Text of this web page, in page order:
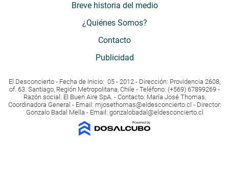
Breve historia del medio
¿Quiénes Somos?
Contacto
Publicidad
El Desconcierto - Fecha de Inicio: 05 - 2012 - Dirección: Providencia 2608,
of. 63. Santiago, Región Metropolitana, Chile - Teléfono: (+569) 67899269 -
Razón social: El Buen Aire SpA. - Contacto: María José Thomas,
Coordinadora General - Email: mjosethomas@eldesconcierto.cl - Director:
Gonzalo Badal Mella - Email: gonzalobadal@eldesconcierto.cl